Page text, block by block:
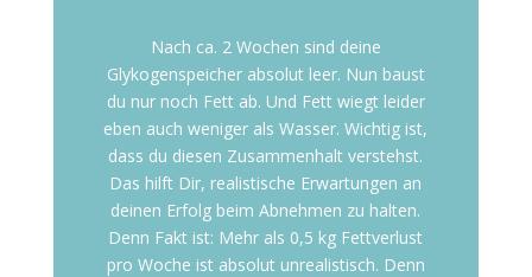
Nach ca. 2 Wochen sind deine
Glykogenspeicher absolut leer. Nun baust
du nur noch Fett ab. Und Fett wiegt leider
eben auch weniger als Wasser. Wichtig ist,
dass du diesen Zusammenhalt verstehst.
Das hilft Dir, realistische Erwartungen an
deinen Erfolg beim Abnehmen zu halten.
Denn Fakt ist: Mehr als 0,5 kg Fettverlust
pro Woche ist absolut unrealistisch. Denn